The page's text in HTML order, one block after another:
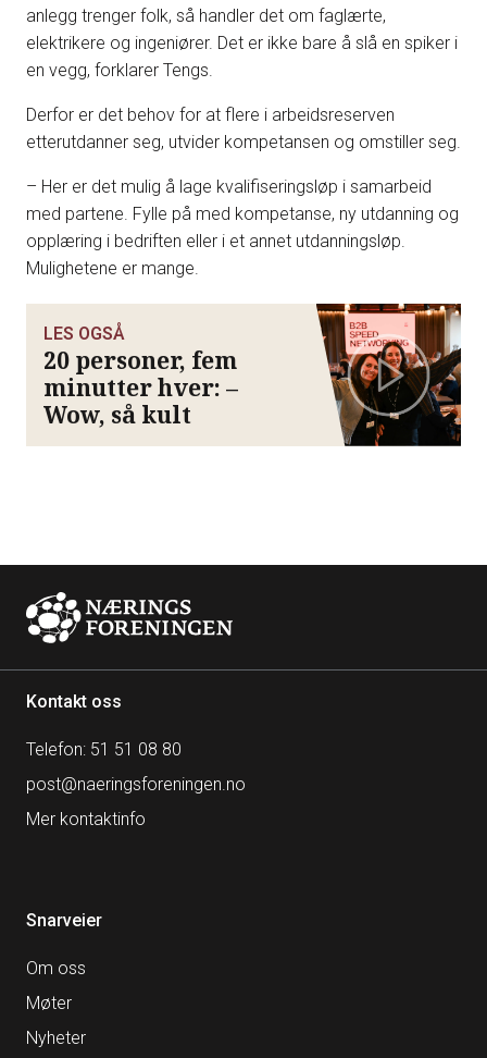
anlegg trenger folk, så handler det om faglærte,
elektrikere og ingeniører. Det er ikke bare å slå en spiker i
en vegg, forklarer Tengs.
Derfor er det behov for at flere i arbeidsreserven
etterutdanner seg, utvider kompetansen og omstiller seg.
– Her er det mulig å lage kvalifiseringsløp i samarbeid
med partene. Fylle på med kompetanse, ny utdanning og
opplæring i bedriften eller i et annet utdanningsløp.
Mulighetene er mange.
LES OGSÅ
20 personer, fem
minutter hver: –
Wow, så kult
Kontakt oss
Telefon: 51 51 08 80
post@naeringsforeningen.no
Mer kontaktinfo
Snarveier
Om oss
Møter
Nyheter